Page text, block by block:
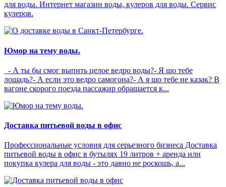
для воды. Интернет магазин воды, кулеров для воды. Сервис
кулеров.
Юмор на тему воды.
- А ты бы смог выпить целое ведро воды?- Я шо тебе
лошадь?- А если это ведро самогона?- А я шо тебе не казак? В
вагоне скорого поезда пассажир обращается к...
Доставка питьевой воды в офис
Профессиональные условия для серьезного бизнеса Доставка
питьевой воды в офис в бутылях 19 литров + аренда или
покупка кулера для воды - это давно не роскошь, а...